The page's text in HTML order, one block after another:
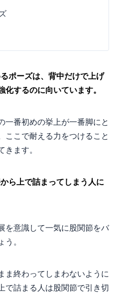
ポーズは、背中だけで上げ
するのに向いています。
一番初めの挙上が一番脚にと
ここで耐える力をつけること
ます。
ら上で詰まってしまう人に
を意識して一気に股関節をバ
。
ま終わってしまわないように
で詰まる人は股関節で引き切